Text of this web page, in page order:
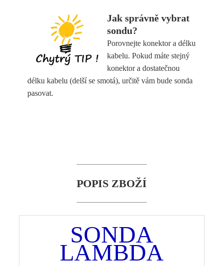
Jak správně vybrat
sondu?
Porovnejte konektor a délku
kabelu. Pokud máte stejný
konektor a dostatečnou
délku kabelu (delší se smotá), určitě vám bude sonda
pasovat.
POPIS ZBOŽÍ
SONDA
LAMBDA